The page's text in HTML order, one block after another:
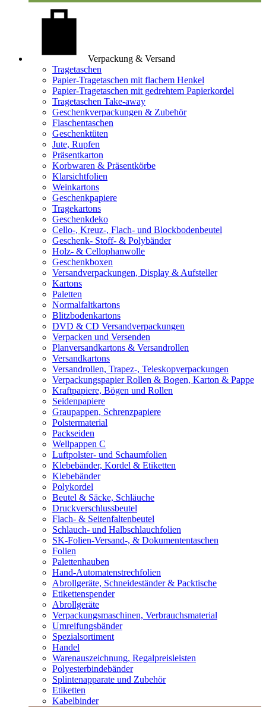
Verpackung & Versand
Tragetaschen
Papier-Tragetaschen mit flachem Henkel
Papier-Tragetaschen mit gedrehtem Papierkordel
Tragetaschen Take-away
Geschenkverpackungen & Zubehör
Flaschentaschen
Geschenktüten
Jute, Rupfen
Präsentkarton
Korbwaren & Präsentkörbe
Klarsichtfolien
Weinkartons
Geschenkpapiere
Tragekartons
Geschenkdeko
Cello-, Kreuz-, Flach- und Blockbodenbeutel
Geschenk- Stoff- & Polybänder
Holz- & Cellophanwolle
Geschenkboxen
Versandverpackungen, Display & Aufsteller
Kartons
Paletten
Normalfaltkartons
Blitzbodenkartons
DVD & CD Versandverpackungen
Verpacken und Versenden
Planversandkartons & Versandrollen
Versandkartons
Versandrollen, Trapez-, Teleskopverpackungen
Verpackungspapier Rollen & Bogen, Karton & Pappe
Kraftpapiere, Bögen und Rollen
Seidenpapiere
Graupappen, Schrenzpapiere
Polstermaterial
Packseiden
Wellpappen C
Luftpolster- und Schaumfolien
Klebebänder, Kordel & Etiketten
Klebebänder
Polykordel
Beutel & Säcke, Schläuche
Druckverschlussbeutel
Flach- & Seitenfaltenbeutel
Schlauch- und Halbschlauchfolien
SK-Folien-Versand-, & Dokumententaschen
Folien
Palettenhauben
Hand-Automatenstrechfolien
Abrollgeräte, Schneideständer & Packtische
Etikettenspender
Abrollgeräte
Verpackungsmaschinen, Verbrauchsmaterial
Umreifungsbänder
Spezialsortiment
Handel
Warenauszeichnung, Regalpreisleisten
Polyesterbindebänder
Splintenapparate und Zubehör
Etiketten
Kabelbinder